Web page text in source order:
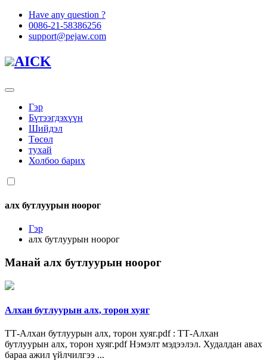
Have any question ?
0086-21-58386256
support@pejaw.com
AICK
Гэр
Бүтээгдэхүүн
Шийдэл
Төсөл
тухай
Холбоо барих
алх бутлуурын ноорог
Гэр
алх бутлуурын ноорог
Манай алх бутлуурын ноорог
Алхан бутлуурын алх, торон хуяг
ТТ-Алхан бутлуурын алх, торон хуяг.pdf : ТТ-Алхан
бутлуурын алх, торон хуяг.pdf Нэмэлт мэдээлэл. Худалдан авах
бараа ажил үйлчилгээ ...